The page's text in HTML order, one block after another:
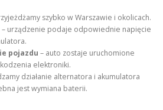
szybko w Warszawie i okolicach.
– urządzenie podaje odpowiednie napięcie
pojazdu – auto zostaje uruchomione
elektroniki.
działanie alternatora i akumulatora
jest wymiana baterii.